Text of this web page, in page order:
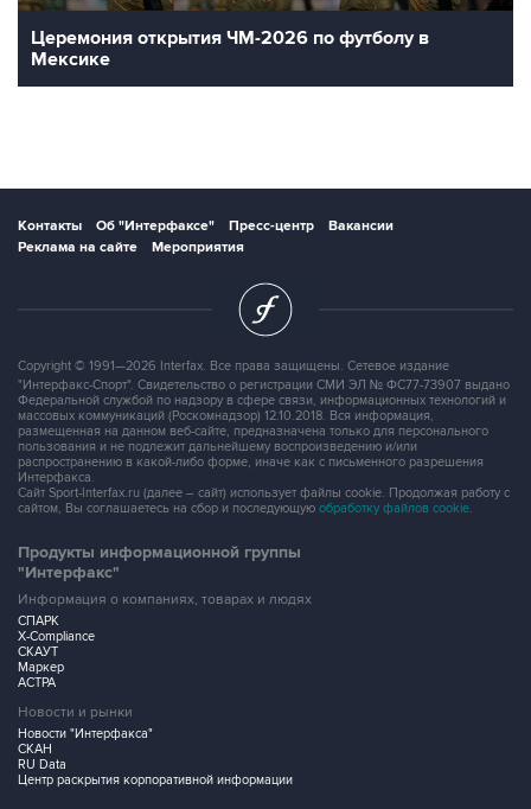
Церемония открытия ЧМ-2026 по футболу в
Мексике
Контакты Об "Интерфаксе" Пресс-центр
Вакансии
Реклама на сайте
Мероприятия
Copyright © 1991—2026 Interfax. Все права защищены. Сетевое издание
"Интерфакс-Спорт". Свидетельство о регистрации СМИ ЭЛ № ФС77-73907 выдано
Федеральной службой по надзору в сфере связи, информационных технологий и
массовых коммуникаций (Роскомнадзор) 12.10.2018. Вся информация,
размещенная на данном веб-сайте, предназначена только для персонального
пользования и не подлежит дальнейшему воспроизведению и/или
распространению в какой-либо форме, иначе как с письменного разрешения
Интерфакса.
Сайт Sport-Interfax.ru (далее – сайт) использует файлы cookie. Продолжая работу с
сайтом, Вы соглашаетесь на сбор и последующую обработку файлов cookie.
Продукты информационной группы
"Интерфакс"
Информация о компаниях, товарах и людях
СПАРК
X-Compliance
СКАУТ
Маркер
АСТРА
Новости и рынки
Новости "Интерфакса"
СКАН
RU Data
Центр раскрытия корпоративной информации